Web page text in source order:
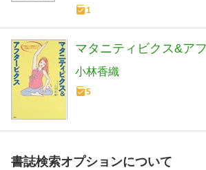
1
マタニティビクス&ア
小林香織
5
書誌検索オプションについて